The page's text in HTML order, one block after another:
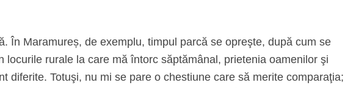
În Maramureș, de exemplu, timpul parcă se opreşte, după cum se
locurile rurale la care mă întorc săptămânal, prietenia oamenilor şi
diferite. Totuşi, nu mi se pare o chestiune care să merite comparaţia;